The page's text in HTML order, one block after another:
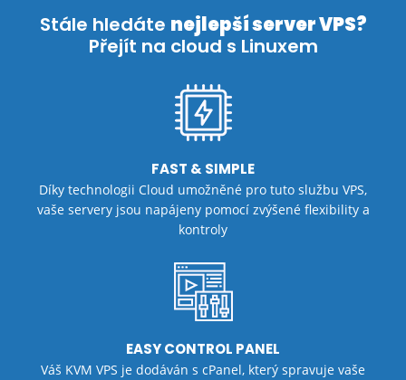
Stále hledáte nejlepší server VPS?
Přejít na cloud s Linuxem
FAST & SIMPLE
Díky technologii Cloud umožněné pro tuto službu VPS,
vaše servery jsou napájeny pomocí zvýšené flexibility a
kontroly
EASY CONTROL PANEL
Váš KVM VPS je dodáván s cPanel, který spravuje vaše